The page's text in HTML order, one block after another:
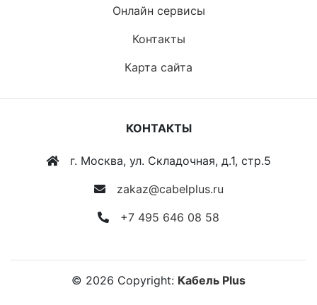
Онлайн сервисы
Контакты
Карта сайта
КОНТАКТЫ
г. Москва, ул. Складочная, д.1, стр.5
zakaz@cabelplus.ru
+7 495 646 08 58
© 2026 Copyright: Кабель Plus